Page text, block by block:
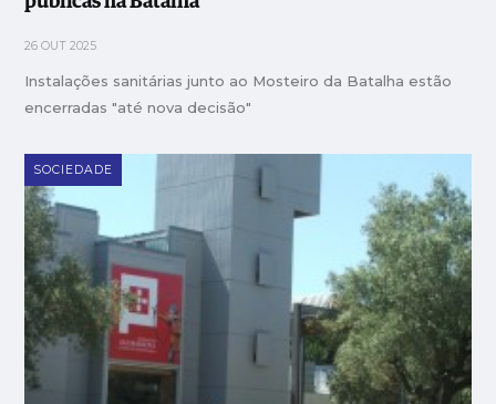
26 OUT 2025
Instalações sanitárias junto ao Mosteiro da Batalha estão
encerradas "até nova decisão"
SOCIEDADE